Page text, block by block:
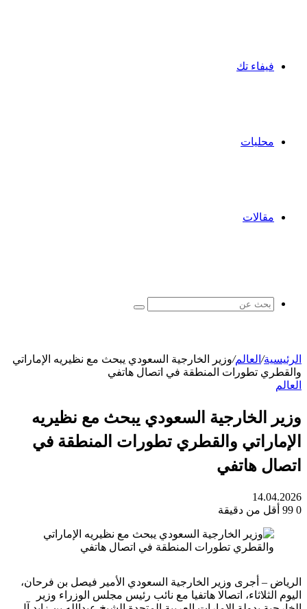
فيفاء تك
محليات
مقالات
بحث
الرئيسية/ العالم/وزير الخارجية السعودي يبحث مع نظيريه الإماراتي
والقطري تطورات المنطقة في اتصال هاتفي
العالم
وزير الخارجية السعودي يبحث مع نظيريه
الإماراتي والقطري تطورات المنطقة في
اتصال هاتفي
14.04.2026
0
أقل من دقيقة
الرياض – أجرى وزير الخارجية السعودي الأمير فيصل بن فرحان،
اليوم الثلاثاء، اتصالا هاتفيا مع نائب رئيس مجلس الوزراء وزير